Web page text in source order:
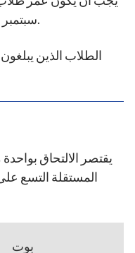
سبتمبر من العام الدراسي القادم للتسجيل.
يقتصر الالتحاق بواحدة
المستقلة التسع
بوت